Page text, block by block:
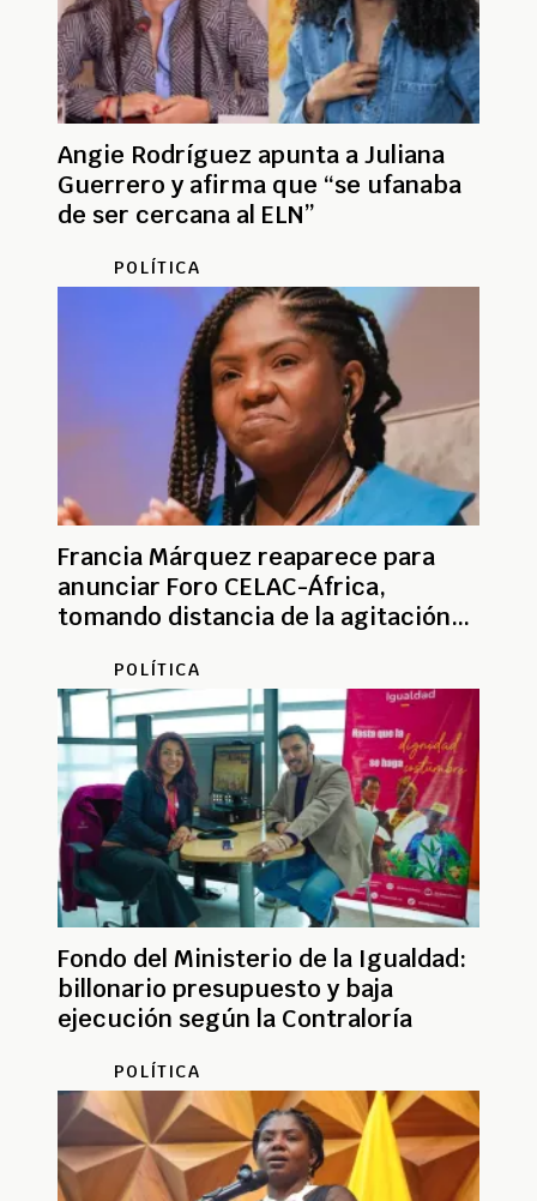
Angie Rodríguez apunta a Juliana
Guerrero y afirma que “se ufanaba
de ser cercana al ELN”
POLÍTICA
Francia Márquez reaparece para
anunciar Foro CELAC-África,
tomando distancia de la agitación
POLÍTICA
Fondo del Ministerio de la Igualdad:
billonario presupuesto y baja
ejecución según la Contraloría
POLÍTICA